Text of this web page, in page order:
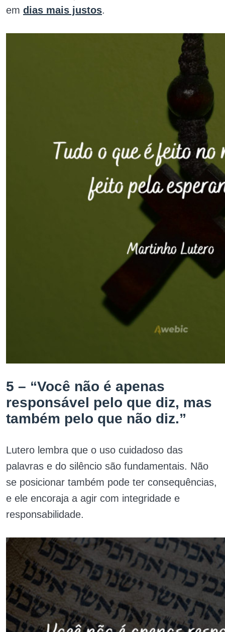
em dias mais justos.
5 – “Você não é apenas
responsável pelo que diz, mas
também pelo que não diz.”
Lutero lembra que o uso cuidadoso das
palavras e do silêncio são fundamentais. Não
se posicionar também pode ter consequências,
e ele encoraja a agir com integridade e
responsabilidade.